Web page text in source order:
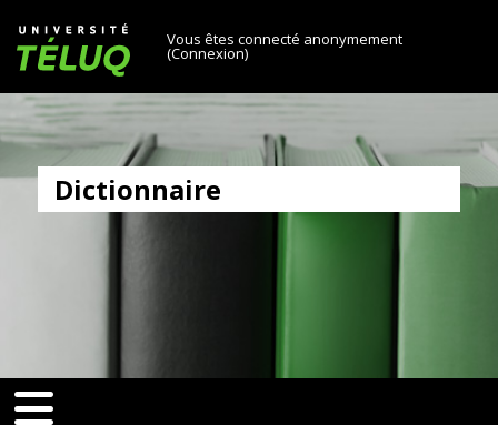
Université TÉLUQ
Vous êtes connecté anonymement
(Connexion)
Dictionnaire